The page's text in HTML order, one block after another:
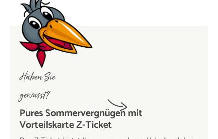
Haben Sie
gewusst?
Pures Sommervergnügen mit
Vorteilskarte Z-Ticket